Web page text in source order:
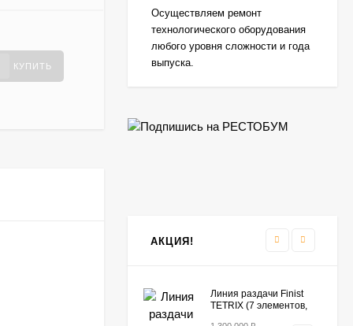
КУПИТЬ
Осуществляем ремонт
технологического оборудования
любого уровня сложности и года
выпуска.
АКЦИЯ!
299 990₽
379 990₽
Линия раздачи Finist
TETRIX (7 элементов,